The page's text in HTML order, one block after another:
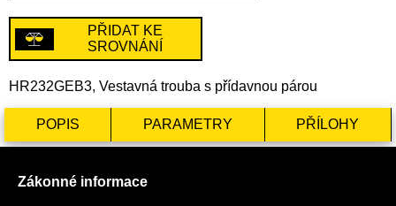
PŘIDAT KE
SROVNÁNÍ
HR232GEB3, Vestavná trouba s přídavnou párou
POPIS PARAMETRY PŘÍLOHY
Zákonné informace